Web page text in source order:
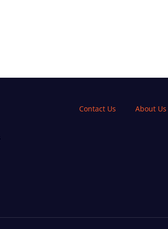
Contact Us About Us